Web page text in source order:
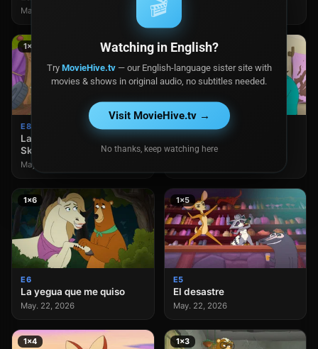
May. 22, 2026
1×8
E8
La pasión de Raynal
Skidski
May. 22, 2026
1×7
La polícula
May. 22, 2026
1×6
E6
La yegua que me quiso
May. 22, 2026
1×5
E5
El desastre
May. 22, 2026
1×4 1×3
Watching in English?
Try MovieHive.tv— our English-language sister site with
movies & shows in original audio, no subtitles needed.
Visit MovieHive.tv →
No thanks, keep watching here